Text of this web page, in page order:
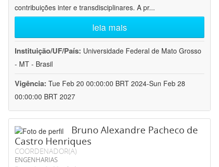
contribuições inter e transdisciplinares. A pr...
leia mais
Instituição/UF/País: Universidade Federal de Mato Grosso
- MT - Brasil
Vigência: Tue Feb 20 00:00:00 BRT 2024-Sun Feb 28
00:00:00 BRT 2027
Bruno Alexandre Pacheco de
Castro Henriques
COORDENADOR(A)
ENGENHARIAS